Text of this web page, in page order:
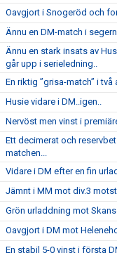
Oavgjort i Snogeröd och
Ännu en DM-match i
Ännu en stark insats av
går upp i serieledning..
En riktig ”grisa-match” i två
Husie vidare i DM..igen..
Nervöst men vinst i
Ett decimerat och
matchen...
Vidare i DM efter en fin
Jämnt i MM mot div.3
Grön urladdning mot
Oavgjort i DM mot
En stabil 5-0 vinst i första